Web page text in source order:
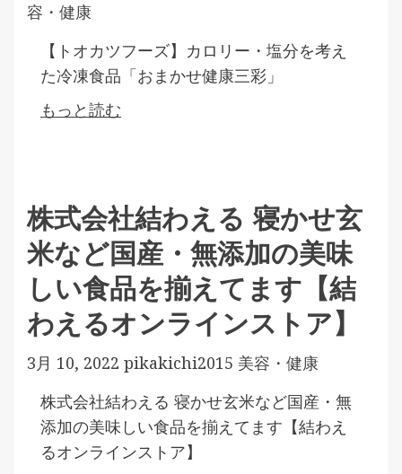
容・健康
【トオカツフーズ】カロリー・塩分を考え
た冷凍食品「おまかせ健康三彩」
もっと読む
株式会社結わえる 寝かせ玄
米など国産・無添加の美味
しい食品を揃えてます【結
わえるオンラインストア】
3月 10, 2022 pikakichi2015 美容・健康
株式会社結わえる 寝かせ玄米など国産・無
添加の美味しい食品を揃えてます【結わえ
るオンラインストア】